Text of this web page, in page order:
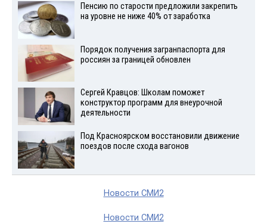
Пенсию по старости предложили закрепить
на уровне не ниже 40% от заработка
Порядок получения загранпаспорта для
россиян за границей обновлен
Сергей Кравцов: Школам поможет
конструктор программ для внеурочной
деятельности
Под Красноярском восстановили движение
поездов после схода вагонов
Новости СМИ2
Новости СМИ2